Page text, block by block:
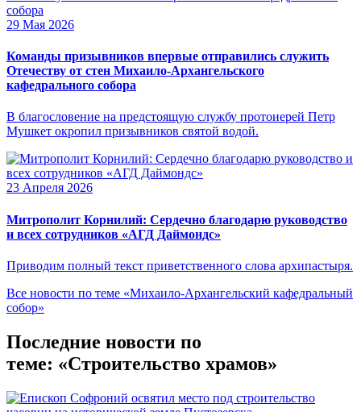
29 Мая 2026
Команды призывников впервые отправились служить
Отечеству от стен Михаило-Архангельского
кафедрального собора
В благословение на предстоящую службу протоиерей Петр
Мушкет окропил призывников святой водой.
23 Апреля 2026
Митрополит Корнилий: Сердечно благодарю руководство
и всех сотрудников «АГД Даймондс»
Приводим полный текст приветственного слова архипастыря.
Все новости по теме «Михаило-Архангельский кафедральный
собор»
Последние новости по
теме: «Строительство храмов»